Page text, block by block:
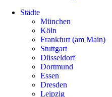
Städte
München
Köln
Frankfurt (am Main)
Stuttgart
Düsseldorf
Dortmund
Essen
Dresden
Leipzig